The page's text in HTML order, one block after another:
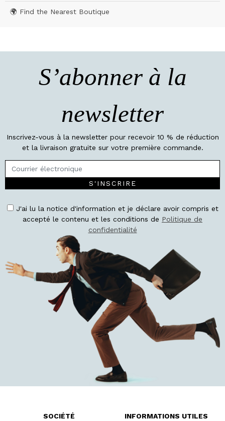
🌍 Find the Nearest Boutique
S’abonner à la
newsletter
Inscrivez-vous à la newsletter pour recevoir 10 % de réduction
et la livraison gratuite sur votre première commande.
S'INSCRIRE
J'ai lu la notice d'information et je déclare avoir compris et
accepté le contenu et les conditions de Politique de
confidentialité
SOCIÉTÉ INFORMATIONS UTILES